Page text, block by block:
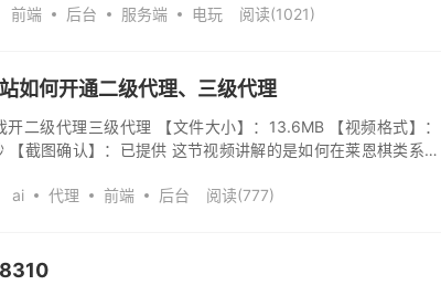
前端 后台 服务端 电玩 阅读(1021)
如何开通二级代理、三级代理
开二级代理三级代理 【文件大小】：13.6MB 【视频格式】：
截图确认】：已提供 这节视频讲解的是如何在莱恩棋类系统
ai 代理 前端 后台 阅读(777)